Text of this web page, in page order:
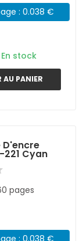
: 0.038 €
En stock
AU PANIER
Cyan
pages